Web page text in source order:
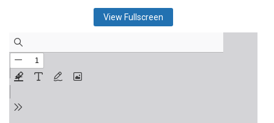
View Fullscreen